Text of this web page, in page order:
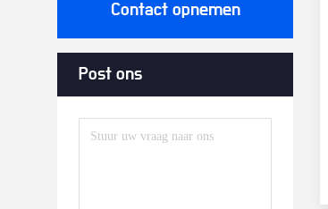
Contact opnemen
Post ons